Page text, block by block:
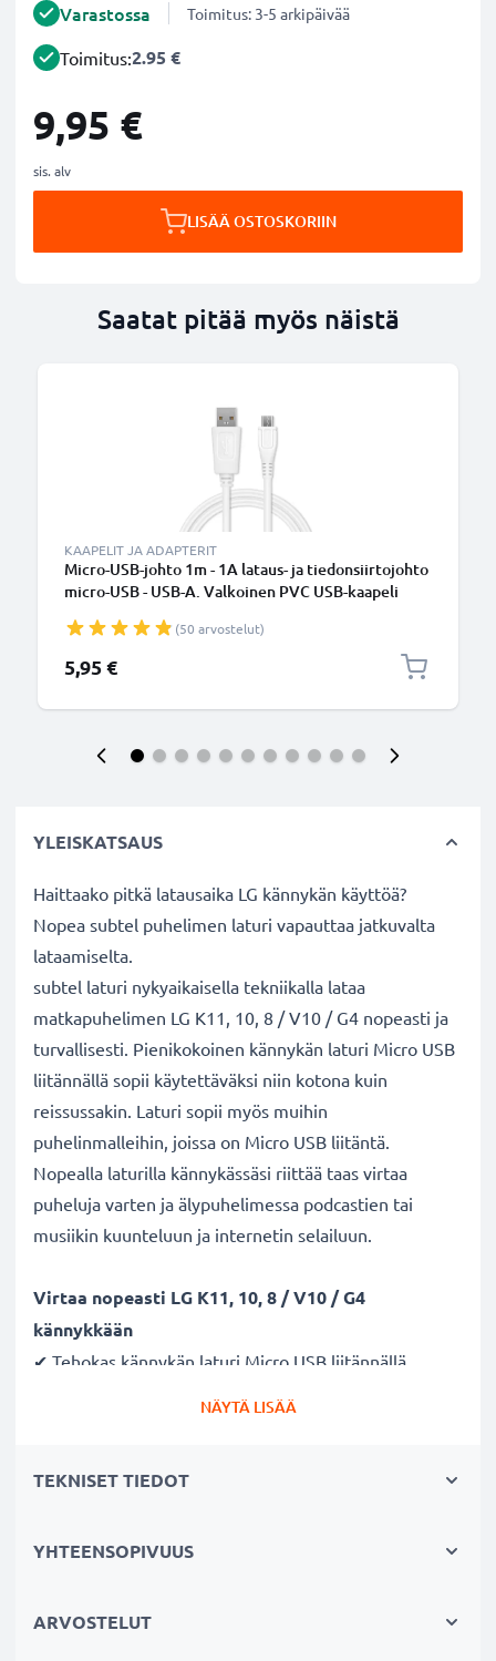
Varastossa Toimitus: 3-5 arkipäivää
Toimitus:2.95 €
9,95 €
sis. alv
LISÄÄ OSTOSKORIIN
Saatat pitää myös näistä
KAAPELIT JA ADAPTERIT
Micro-USB-johto 1m - 1A lataus- ja tiedonsiirtojohto
micro-USB - USB-A. Valkoinen PVC USB-kaapeli
(50 arvostelut)
5,95 €
YLEISKATSAUS
Haittaako pitkä latausaika LG kännykän käyttöä?
Nopea subtel puhelimen laturi vapauttaa jatkuvalta
lataamiselta.
subtel laturi nykyaikaisella tekniikalla lataa
matkapuhelimen LG K11, 10, 8 / V10 / G4 nopeasti ja
turvallisesti. Pienikokoinen kännykän laturi Micro USB
liitännällä sopii käytettäväksi niin kotona kuin
reissussakin. Laturi sopii myös muihin
puhelinmalleihin, joissa on Micro USB liitäntä.
Nopealla laturilla kännykässäsi riittää taas virtaa
puheluja varten ja älypuhelimessa podcastien tai
musiikin kuunteluun ja internetin selailuun.
Virtaa nopeasti LG K11, 10, 8 / V10 / G4
kännykkään
✔ Tehokas kännykän laturi Micro USB liitännällä
✔ Hellävarainen ja turvallinen lataus - moderni
NÄYTÄ LISÄÄ
TEKNISET TIEDOT
YHTEENSOPIVUUS
ARVOSTELUT